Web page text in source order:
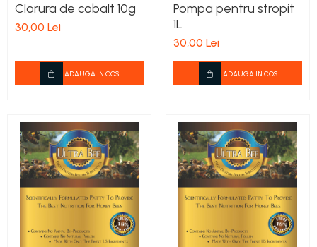
Clorura de cobalt 10g
30,00 Lei
ADAUGA IN COS
Pompa pentru stropit
1L
30,00 Lei
ADAUGA IN COS